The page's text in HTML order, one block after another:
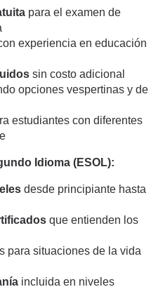
para el examen de
experiencia en educación
sin costo adicional
opciones vespertinas y de
estudiantes con diferentes
Idioma (ESOL):
desde principiante hasta
que entienden los
para situaciones de la vida
incluida en niveles